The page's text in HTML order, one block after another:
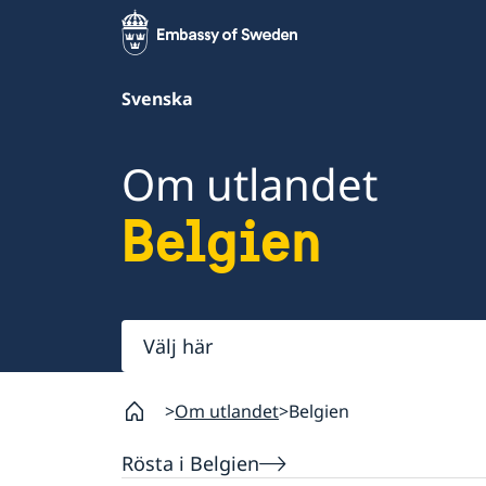
Svenska
Om utlandet
Belgien
Välj
här
Om utlandet Belgien
Rösta i Belgien